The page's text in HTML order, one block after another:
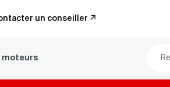
un conseiller
moteurs